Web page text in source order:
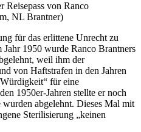
Reisepass von Ranco
NL Brantner)
für das erlittene Unrecht zu
Jahr 1950 wurde Ranco Brantners
weil ihm der
von Haftstrafen in den Jahren
für eine
1950er-Jahren stellte er noch
abgelehnt. Dieses Mal mit
Sterilisierung „keinen